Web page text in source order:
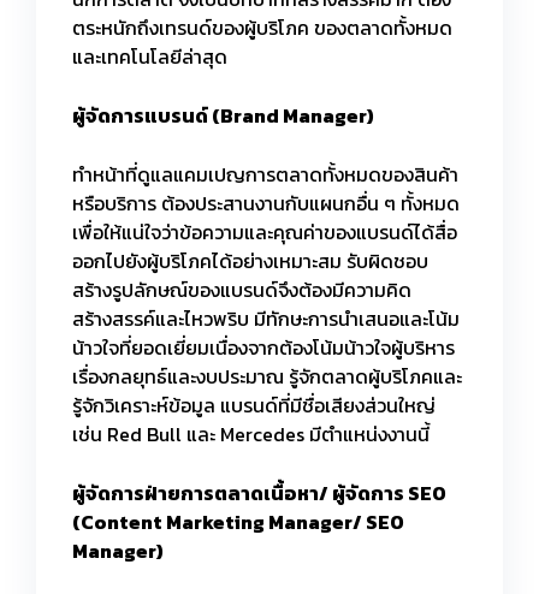
ตระหนักถึงเทรนด์ของผู้บริโภค ของตลาดทั้งหมด
และเทคโนโลยีล่าสุด
ผู้จัดการแบรนด์ (Brand Manager)
ทำหน้าที่ดูแลแคมเปญการตลาดทั้งหมดของสินค้า
หรือบริการ ต้องประสานงานกับแผนกอื่น ๆ ทั้งหมด
เพื่อให้แน่ใจว่าข้อความและคุณค่าของแบรนด์ได้สื่อ
ออกไปยังผู้บริโภคได้อย่างเหมาะสม รับผิดชอบ
สร้างรูปลักษณ์ของแบรนด์จึงต้องมีความคิด
สร้างสรรค์และไหวพริบ มีทักษะการนำเสนอและโน้ม
น้าวใจที่ยอดเยี่ยมเนื่องจากต้องโน้มน้าวใจผู้บริหาร
เรื่องกลยุทธ์และงบประมาณ รู้จักตลาดผู้บริโภคและ
รู้จักวิเคราะห์ข้อมูล แบรนด์ที่มีชื่อเสียงส่วนใหญ่
เช่น Red Bull และ Mercedes มีตำแหน่งงานนี้
ผู้จัดการฝ่ายการตลาดเนื้อหา/ ผู้จัดการ SEO
(Content Marketing Manager/ SEO
Manager)